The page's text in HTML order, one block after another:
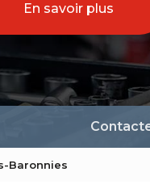
En savoir plus
Baronnies